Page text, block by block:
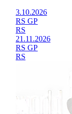
3.10.2026
RS GP
RS
21.11.2026
RS GP
RS